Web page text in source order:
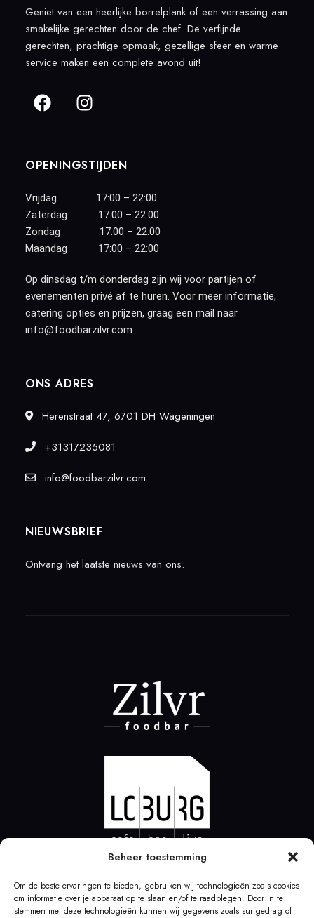
Beheer toestemming
Om de beste ervaringen te bieden, gebruiken wij technologieën zoals cookies
om informatie over je apparaat op te slaan en/of te raadplegen. Door in te
stemmen met deze technologieën kunnen wij gegevens zoals surfgedrag of
Geniet van een heerlijke borrelplank of een verrassing aan
smakelijke gerechten door de chef. De verfijnde
gerechten, prachtige opmaak, gezellige sfeer en warme
service maken een complete avond uit!
OPENINGSTIJDEN
Vrijdag 17:00 – 22:00
Zaterdag 17:00 – 22:00
Zondag 17:00 – 22:00
Maandag 17:00 – 22:00
Op dinsdag t/m donderdag zijn wij voor partijen of
evenementen privé af te huren. Voor meer informatie,
catering opties en prijzen, graag een mail naar
info@foodbarzilvr.com
ONS ADRES
Herenstraat 47, 6701 DH Wageningen
+31317235081
info@foodbarzilvr.com
NIEUWSBRIEF
Ontvang het laatste nieuws van ons.